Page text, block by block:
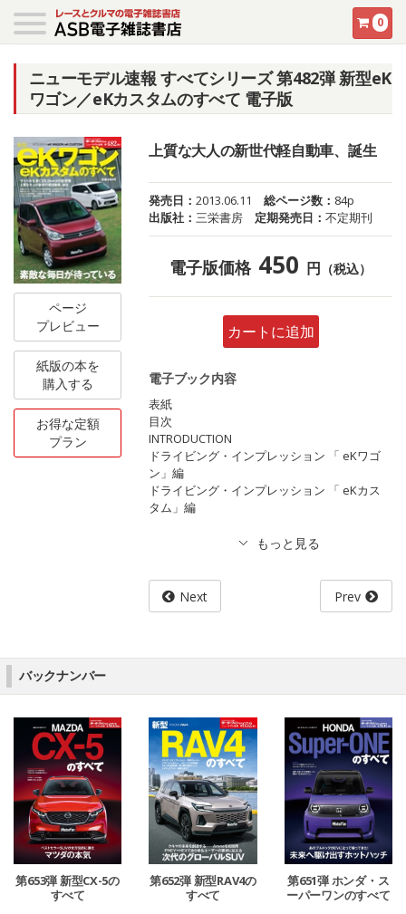
0
ニューモデル速報 すべてシリーズ 第482弾 新型eK
ワゴン／eKカスタムのすべて 電子版
ページ
プレビュー
紙版の本を
購入する
お得な定額
プラン
上質な大人の新世代軽自動車、誕生
発売日：2013.06.11 総ページ数： 84p
出版社：三栄書房 定期発売日：不定期刊
電子版価格 450 円 （税込）
カートに追加
電子ブック内容
表紙
目次
INTRODUCTION
ドライビング・インプレッション 「 eKワゴ
ン」編
ドライビング・インプレッション 「 eKカス
タム」編
Next Prev
バックナンバー
第653弾 新型CX-5の
すべて
第652弾 新型RAV4の
すべて
第651弾 ホンダ・ス
ーパーワンのすべて